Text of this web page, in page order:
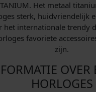
Het metaal
sterk, huidvriendelijk
het internationale trendy
favoriete
zijn.
OVER
HORLOGES